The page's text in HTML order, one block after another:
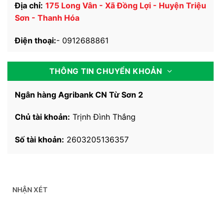
Địa chỉ: 175 Long Vân - Xã Đồng Lợi - Huyện Triệu
Sơn - Thanh Hóa
Điện thoại:- 0912688861
THÔNG TIN CHUYỂN KHOẢN
Ngân hàng Agribank CN Từ Sơn 2
Chủ tài khoản: Trịnh Đình Thắng
Số tài khoản: 2603205136357
NHẬN XÉT